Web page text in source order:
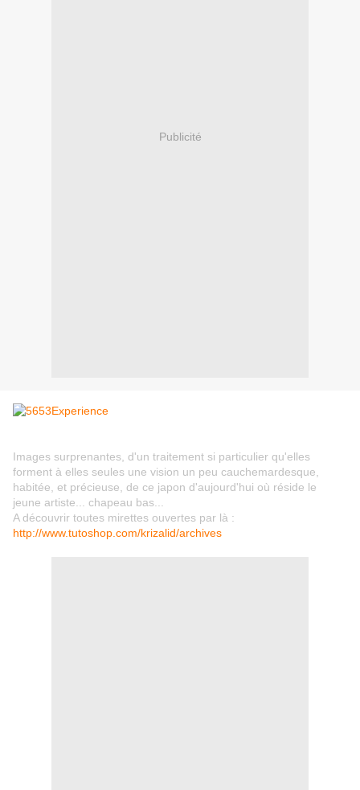
Publicité
Images surprenantes, d'un traitement si particulier qu'elles
forment à elles seules une vision un peu cauchemardesque,
habitée, et précieuse, de ce japon d'aujourd'hui où réside le
jeune artiste... chapeau bas...
A découvrir toutes mirettes ouvertes par là :
http://www.tutoshop.com/krizalid/archives